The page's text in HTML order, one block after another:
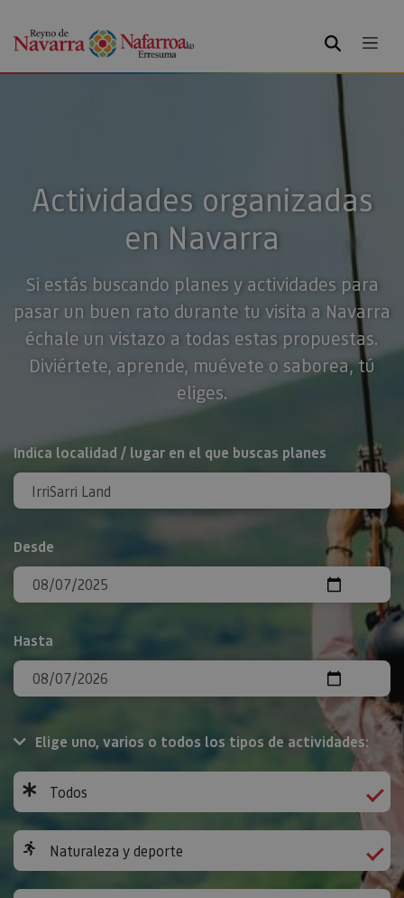
BUSCAR
Actividades organizadas
en Navarra
Si estás buscando planes y actividades para
pasar un buen rato durante tu visita a Navarra
échale un vistazo a todas estas propuestas.
Diviértete, aprende, muévete o saborea, tú
eliges.
BUSCAR
Indica localidad / lugar en el que buscas planes
Desde
Hasta
Elige uno, varios o todos los tipos de actividades:
Todos
Naturaleza y deporte